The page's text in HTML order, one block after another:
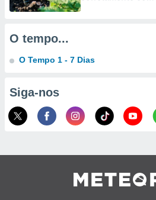
O tempo...
O Tempo 1 - 7 Dias
Siga-nos